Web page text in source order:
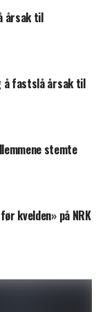
årsak til
å fastslå årsak til
stemte
kvelden» på NRK